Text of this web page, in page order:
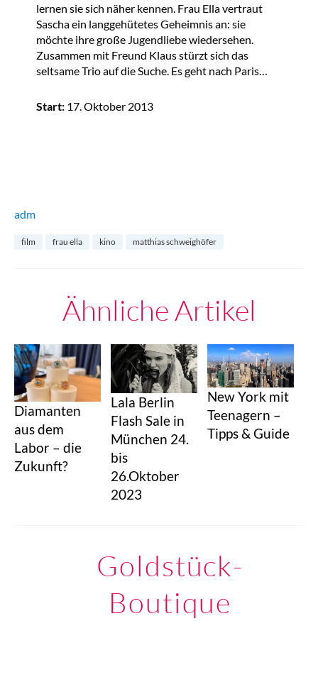
lernen sie sich näher kennen. Frau Ella vertraut
Sascha ein langgehütetes Geheimnis an: sie
möchte ihre große Jugendliebe wiedersehen.
Zusammen mit Freund Klaus stürzt sich das
seltsame Trio auf die Suche. Es geht nach Paris…
Start: 17. Oktober 2013
adm
film frau ella kino matthias schweighöfer
Ähnliche Artikel
Diamanten
aus dem
Labor – die
Zukunft?
Lala Berlin
Flash Sale in
München 24.
bis
26.Oktober
2023
New York mit
Teenagern –
Tipps & Guide
Goldstück-
Boutique